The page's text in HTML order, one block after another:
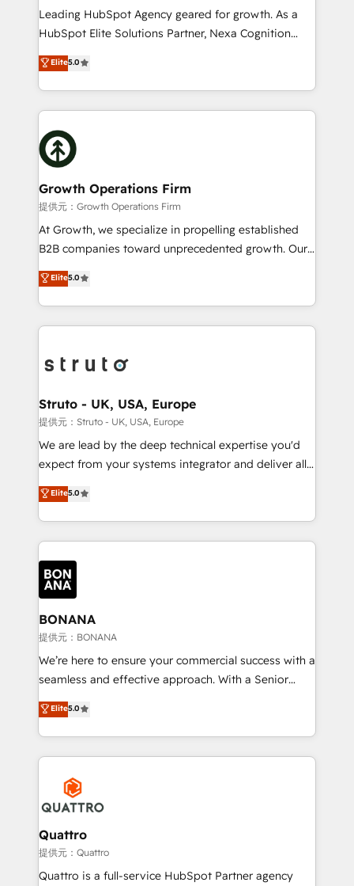
HubSpot customers and we'd love to work with you
too! Clients come to us for: Advanced CRM solutions
HubSpot Data System Migrations between systems
to HubSpot New lead generation strategies Time-
website development Award-winning creative
design We live and breathe HubSpot and are ready
Leading HubSpot Agency geared for growth. As a
HubSpot Elite Solutions Partner, Nexa Cognition
ranks in the top 1% of global HubSpot Partners and
has been one of the longest-standing partners since
2012. We empower businesses to harness the full
potential of HubSpot by combining strategic
insights with technical excellence, we deliver
bespoke HubSpot solutions tailored to drive
measurable growth and operational efficiency. Why
Choose Nexa Cognition? 🚀 HubSpot Expertise: Our
certified team specialises in CRM implementation,
marketing automation, and revenue operations. 🤝
Custom Solutions: From onboarding and
HubSpot with your business needs. 🌟 Proven
Results: We’ve helped businesses of all sizes
Packages: Choose ongoing support or project-based
solutions. We offer service packages designed to fit
Elite5.0
Growth Operations Firm
提供元：Growth Operations Firm
At Growth, we specialize in propelling established
B2B companies toward unprecedented growth. Our
focus is on fine-tuning and enhancing your growth,
sales, and marketing operations. Unlike conventional
marketing agencies, we dive deep into the
operational aspects of your business, ensuring that
functioning optimally. With our expertise in leading
wealth of knowledge and experience to the table.
Our strategies are tailored to your business's unique
needs, ensuring a personalized approach that aligns
with your growth objectives.
Elite5.0
Struto - UK, USA, Europe
提供元：Struto - UK, USA, Europe
We are lead by the deep technical expertise you'd
expect from your systems integrator and deliver all
the agency services you'd expect from your
HubSpot Solutions Partner. As one of the UK's
longest-standing partners, we are experts at
maximising the value of the HubSpot platform and
building an integrated growth stack that brings your
business, operational and technical requirements to
life, and creates a 360˚ view of your customer to
help your teams do more. We specialise in HubSpot
technical services, website design and development
as well as agency services that help set you up for
success. Now, more than ever you need to connect
customer service. It's time to empower your teams
to create great customer experiences that generate
happen.
Elite5.0
BONANA
提供元：BONANA
We’re here to ensure your commercial success with a
seamless and effective approach. With a Senior
team that has 10+ years of experience in HubSpot,
we have a deep understanding of SaaS, Business
Services and E-commerce together with Retail. We
streamline and enhance your Sales, Marketing &
Service efforts, providing insights in your
commercial operations. We're good at RevOps,
automating and optimizing your marketing, sales &
service operations with AI, designing and building
your website, and we drive growth through Account-
Based Marketing, SEO, SEA and many other tactics.
Elite5.0
Quattro
提供元：Quattro
Quattro is a full-service HubSpot Partner agency